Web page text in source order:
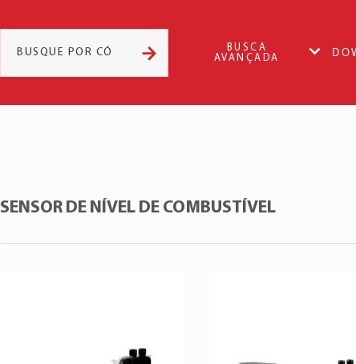
BUSCA
AVANÇADA
SENSOR DE NÍVEL DE COMBUSTÍVEL